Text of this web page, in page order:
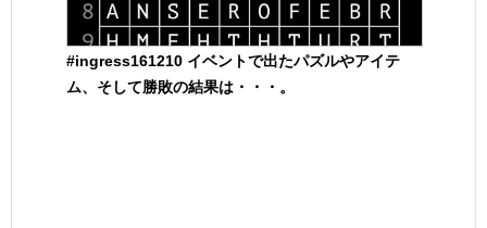
#ingress161210 イベントで出たパズルやアイテ
ム、そして勝敗の結果は・・・。